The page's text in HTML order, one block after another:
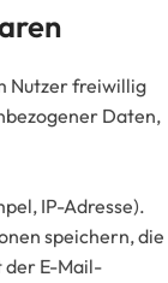
Nutzer freiwillig
Daten,
IP-Adresse).
speichern, die
der E-Mail-